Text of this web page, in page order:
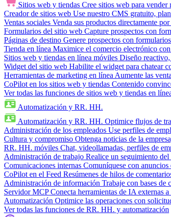
Sitios web y tiendas Cree sitios web para vender
Creador de sitios web Use nuestro CMS gratuito,
Ventas sociales Venda sus productos directamente
Formularios del sitio web Capture prospectos con
Páginas de destino Genere prospectos con
Tienda en línea Maximice el comercio electrónico
Sitios web y tiendas en línea móviles Diseño
Widget del sitio web Habilite el widget para chatear
Herramientas de marketing en línea Aumente las
CoPilot en los sitios web y tiendas Contenido
Ver todas las funciones de sitios web y tiendas en
Automatización y RR. HH.
Automatización y RR. HH. Optimice flujos de
Administración de los empleados Use perfiles de
Cultura y compromiso Obtenga noticias de la
RR. HH. móviles Chat, videollamadas, perfiles de
Administración de trabajo Realice un seguimiento
Comunicaciones internas Comuníquese con
CoPilot en el Feed Resúmenes de hilos de
Administración de información Trabaje con bases de
Servidor MCP Conecta herramientas de IA externas
Automatización Optimice las operaciones con
Ver todas las funciones de RR. HH. y automatización